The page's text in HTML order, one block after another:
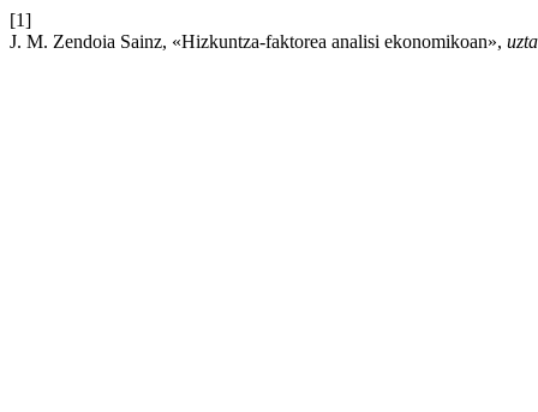
[1]
J. M. Zendoia Sainz, «Hizkuntza-faktorea analisi ekonomikoan»,